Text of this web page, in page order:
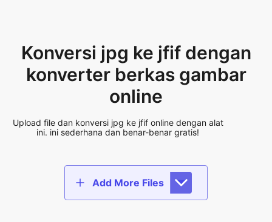
online
Upload file dan konversi jpg ke jfif online dengan alat
ini. ini sederhana dan benar-benar gratis!
Add More Files